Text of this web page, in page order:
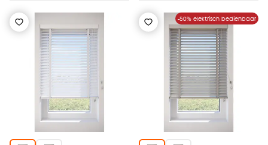
-50% elektrisch bedienbaar